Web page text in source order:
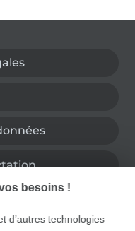
besoins !
d’autres technologies